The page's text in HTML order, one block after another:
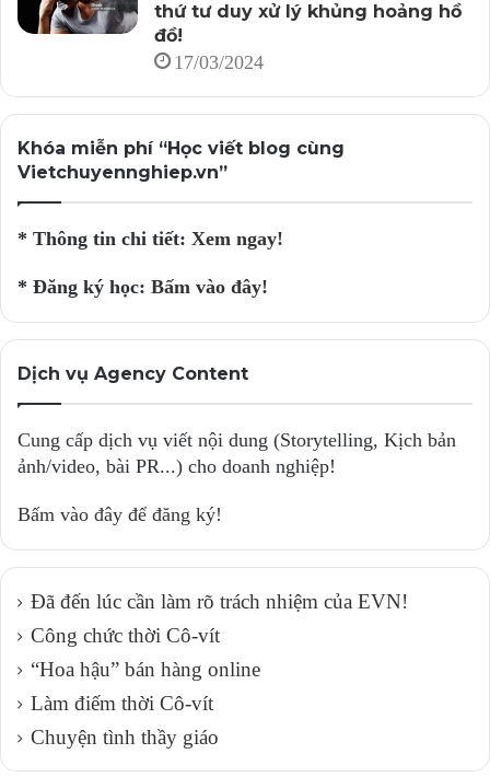
thứ tư duy xử lý khủng hoảng hồ
đồ!
17/03/2024
Khóa miễn phí “Học viết blog cùng
Vietchuyennghiep.vn”
* Thông tin chi tiết: Xem ngay!
* Đăng ký học: Bấm vào đây!
Dịch vụ Agency Content
Cung cấp dịch vụ viết nội dung (Storytelling, Kịch bản
ảnh/video, bài PR...) cho doanh nghiệp!
Bấm vào đây để đăng ký!
Đã đến lúc cần làm rõ trách nhiệm của EVN!
Công chức thời Cô-vít
“Hoa hậu” bán hàng online
Làm điếm thời Cô-vít
Chuyện tình thầy giáo